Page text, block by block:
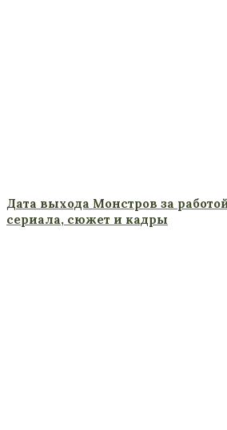
Дата выхода Монстров за
сериала, сюжет и кадры